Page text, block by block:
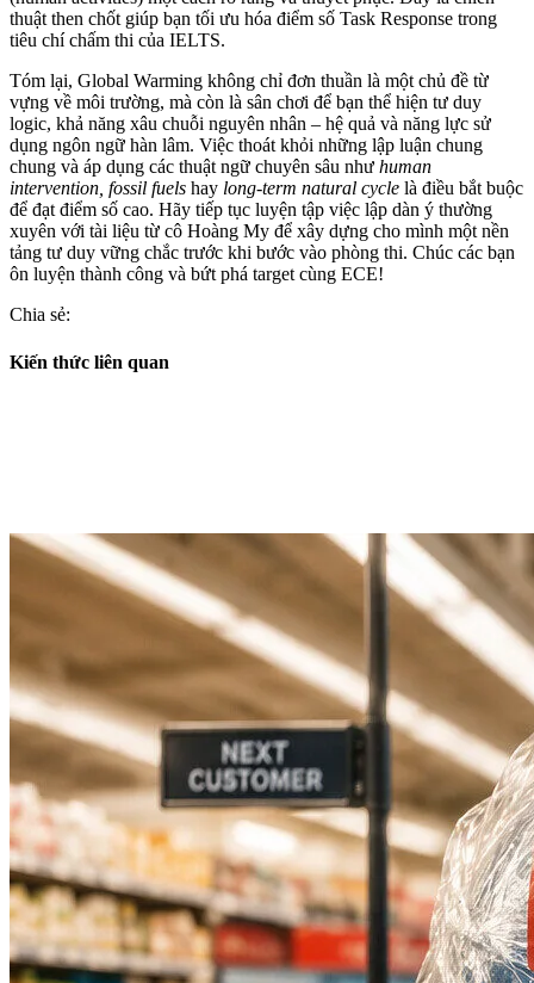
thuật then chốt giúp bạn tối ưu hóa điểm số Task Response trong
tiêu chí chấm thi của IELTS.
Tóm lại, Global Warming không chỉ đơn thuần là một chủ đề từ
vựng về môi trường, mà còn là sân chơi để bạn thể hiện tư duy
logic, khả năng xâu chuỗi nguyên nhân – hệ quả và năng lực sử
dụng ngôn ngữ hàn lâm. Việc thoát khỏi những lập luận chung
chung và áp dụng các thuật ngữ chuyên sâu như human
intervention, fossil fuels hay long-term natural cycle là điều bắt buộc
để đạt điểm số cao. Hãy tiếp tục luyện tập việc lập dàn ý thường
xuyên với tài liệu từ cô Hoàng My để xây dựng cho mình một nền
tảng tư duy vững chắc trước khi bước vào phòng thi. Chúc các bạn
ôn luyện thành công và bứt phá target cùng ECE!
Chia sẻ:
Kiến thức liên quan